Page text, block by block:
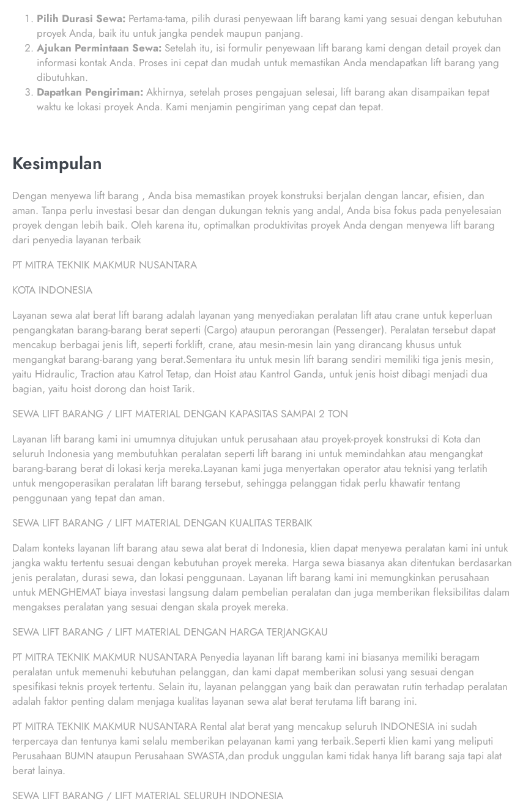
Pilih Durasi Sewa: Pertama-tama, pilih durasi penyewaan lift barang kami yang sesuai dengan kebutuhan
proyek Anda, baik itu untuk jangka pendek maupun panjang.
Ajukan Permintaan Sewa: Setelah itu, isi formulir penyewaan lift barang kami dengan detail proyek dan
informasi kontak Anda. Proses ini cepat dan mudah untuk memastikan Anda mendapatkan lift barang yang
dibutuhkan.
Dapatkan Pengiriman: Akhirnya, setelah proses pengajuan selesai, lift barang akan disampaikan tepat
waktu ke lokasi proyek Anda. Kami menjamin pengiriman yang cepat dan tepat.
Kesimpulan
Dengan menyewa lift barang , Anda bisa memastikan proyek konstruksi berjalan dengan lancar, efisien, dan
aman. Tanpa perlu investasi besar dan dengan dukungan teknis yang andal, Anda bisa fokus pada penyelesaian
proyek dengan lebih baik. Oleh karena itu, optimalkan produktivitas proyek Anda dengan menyewa lift barang
dari penyedia layanan terbaik
PT MITRA TEKNIK MAKMUR NUSANTARA
KOTA INDONESIA
Layanan sewa alat berat lift barang adalah layanan yang menyediakan peralatan lift atau crane untuk keperluan
pengangkatan barang-barang berat seperti (Cargo) ataupun perorangan (Pessenger). Peralatan tersebut dapat
mencakup berbagai jenis lift, seperti forklift, crane, atau mesin-mesin lain yang dirancang khusus untuk
mengangkat barang-barang yang berat.Sementara itu untuk mesin lift barang sendiri memiliki tiga jenis mesin,
yaitu Hidraulic, Traction atau Katrol Tetap, dan Hoist atau Kantrol Ganda, untuk jenis hoist dibagi menjadi dua
bagian, yaitu hoist dorong dan hoist Tarik.
SEWA LIFT BARANG / LIFT MATERIAL DENGAN KAPASITAS SAMPAI 2 TON
Layanan lift barang kami ini umumnya ditujukan untuk perusahaan atau proyek-proyek konstruksi di Kota dan
seluruh Indonesia yang membutuhkan peralatan seperti lift barang ini untuk memindahkan atau mengangkat
barang-barang berat di lokasi kerja mereka.Layanan kami juga menyertakan operator atau teknisi yang terlatih
untuk mengoperasikan peralatan lift barang tersebut, sehingga pelanggan tidak perlu khawatir tentang
penggunaan yang tepat dan aman.
SEWA LIFT BARANG / LIFT MATERIAL DENGAN KUALITAS TERBAIK
Dalam konteks layanan lift barang atau sewa alat berat di Indonesia, klien dapat menyewa peralatan kami ini untuk
jangka waktu tertentu sesuai dengan kebutuhan proyek mereka. Harga sewa biasanya akan ditentukan berdasarkan
jenis peralatan, durasi sewa, dan lokasi penggunaan. Layanan lift barang kami ini memungkinkan perusahaan
untuk MENGHEMAT biaya investasi langsung dalam pembelian peralatan dan juga memberikan fleksibilitas dalam
mengakses peralatan yang sesuai dengan skala proyek mereka.
SEWA LIFT BARANG / LIFT MATERIAL DENGAN HARGA TERJANGKAU
PT MITRA TEKNIK MAKMUR NUSANTARA Penyedia layanan lift barang kami ini biasanya memiliki beragam
peralatan untuk memenuhi kebutuhan pelanggan, dan kami dapat memberikan solusi yang sesuai dengan
spesifikasi teknis proyek tertentu. Selain itu, layanan pelanggan yang baik dan perawatan rutin terhadap peralatan
adalah faktor penting dalam menjaga kualitas layanan sewa alat berat terutama lift barang ini.
PT MITRA TEKNIK MAKMUR NUSANTARA Rental alat berat yang mencakup seluruh INDONESIA ini sudah
terpercaya dan tentunya kami selalu memberikan pelayanan kami yang terbaik.Seperti klien kami yang meliputi
Perusahaan BUMN ataupun Perusahaan SWASTA,dan produk unggulan kami tidak hanya lift barang saja tapi alat
berat lainya.
SEWA LIFT BARANG / LIFT MATERIAL SELURUH INDONESIA